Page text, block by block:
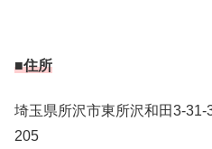
■住所
埼玉県所沢市東所沢和田3-
205